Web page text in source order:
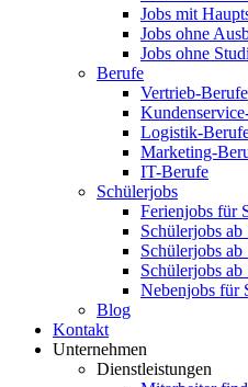
Jobs mit
Jobs ohne
Jobs ohne
Berufe
Vertrieb-Berufe
Logistik-
Marketing-
IT-Berufe
Schülerjobs
Ferienjobs für
Schülerjobs ab
Schülerjobs ab
Schülerjobs ab
Nebenjobs für
Blog
Kontakt
Unternehmen
Dienstleistungen